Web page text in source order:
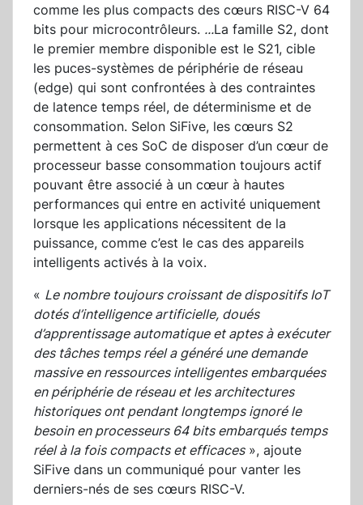
comme les plus compacts des cœurs RISC-V 64
bits pour microcontrôleurs. ...La famille S2, dont
le premier membre disponible est le S21, cible
les puces-systèmes de périphérie de réseau
(edge) qui sont confrontées à des contraintes
de latence temps réel, de déterminisme et de
consommation. Selon SiFive, les cœurs S2
permettent à ces SoC de disposer d’un cœur de
processeur basse consommation toujours actif
pouvant être associé à un cœur à hautes
performances qui entre en activité uniquement
lorsque les applications nécessitent de la
puissance, comme c’est le cas des appareils
intelligents activés à la voix.
« Le nombre toujours croissant de dispositifs IoT
dotés d’intelligence artificielle, doués
d’apprentissage automatique et aptes à exécuter
des tâches temps réel a généré une demande
massive en ressources intelligentes embarquées
en périphérie de réseau et les architectures
historiques ont pendant longtemps ignoré le
besoin en processeurs 64 bits embarqués temps
réel à la fois compacts et efficaces», ajoute
SiFive dans un communiqué pour vanter les
derniers-nés de ses cœurs RISC-V.